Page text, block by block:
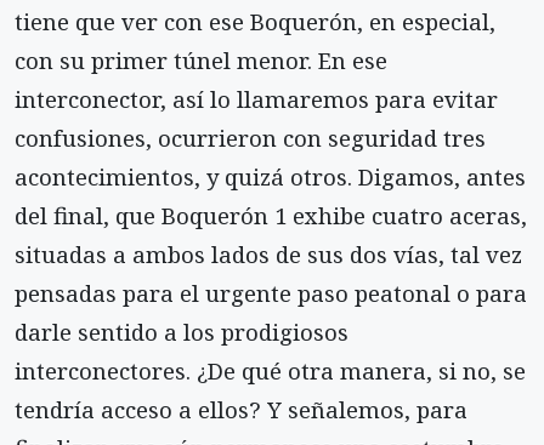
tiene que ver con ese Boquerón, en especial,
con su primer túnel menor. En ese
interconector, así lo llamaremos para evitar
confusiones, ocurrieron con seguridad tres
acontecimientos, y quizá otros. Digamos, antes
del final, que Boquerón 1 exhibe cuatro aceras,
situadas a ambos lados de sus dos vías, tal vez
pensadas para el urgente paso peatonal o para
darle sentido a los prodigiosos
interconectores. ¿De qué otra manera, si no, se
tendría acceso a ellos? Y señalemos, para